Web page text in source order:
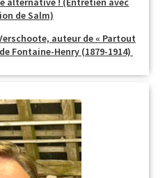
de Salm)
auteur de « Partout
Fontaine-Henry (1879-1914)